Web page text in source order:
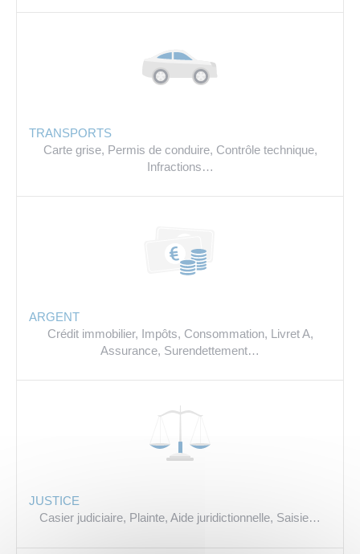
TRANSPORTS
Carte grise, Permis de conduire, Contrôle technique,
Infractions…
ARGENT
Crédit immobilier, Impôts, Consommation, Livret A,
Assurance, Surendettement…
JUSTICE
Casier judiciaire, Plainte, Aide juridictionnelle, Saisie…